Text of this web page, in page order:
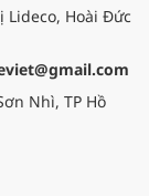
Lideco, Hoài Đức
Nhì, TP Hồ